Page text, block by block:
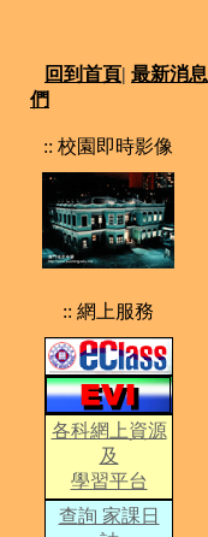
回到首頁| 最新消息
們
:: 校園即時影像
:: 網上服務
各科網上資源
及
學習平台
查詢 家課日